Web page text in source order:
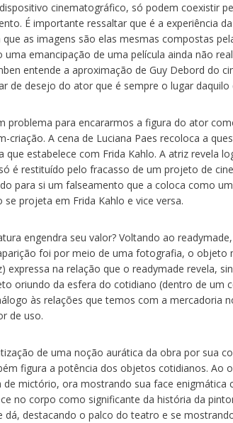
cinematográfico, só podem coexistir
É importante ressaltar que é a experiência
as imagens são elas mesmas compostas
emancipação de uma película ainda não
entende a aproximação de Guy Debord do
de desejo do ator que é sempre o lugar daquilo
problema para encararmos a figura do ator
A cena de Luciana Paes recoloca a
estabelece com Frida Kahlo. A atriz revela
é restituído pelo fracasso de um projeto de
para si um falseamento que a coloca como
projeta em Frida Kahlo e vice versa.
engendra seu valor? Voltando ao
foi por meio de uma fotografia, o objeto
na relação que o readymade revela,
oriundo da esfera do cotidiano (dentro de um
às relações que temos com a mercadoria
de uso.
de uma noção aurática da obra por sua
figura a potência dos objetos cotidianos. Ao
de mictório, ora mostrando sua face enigmática
no corpo como significante da história da
destacando o palco do teatro e se